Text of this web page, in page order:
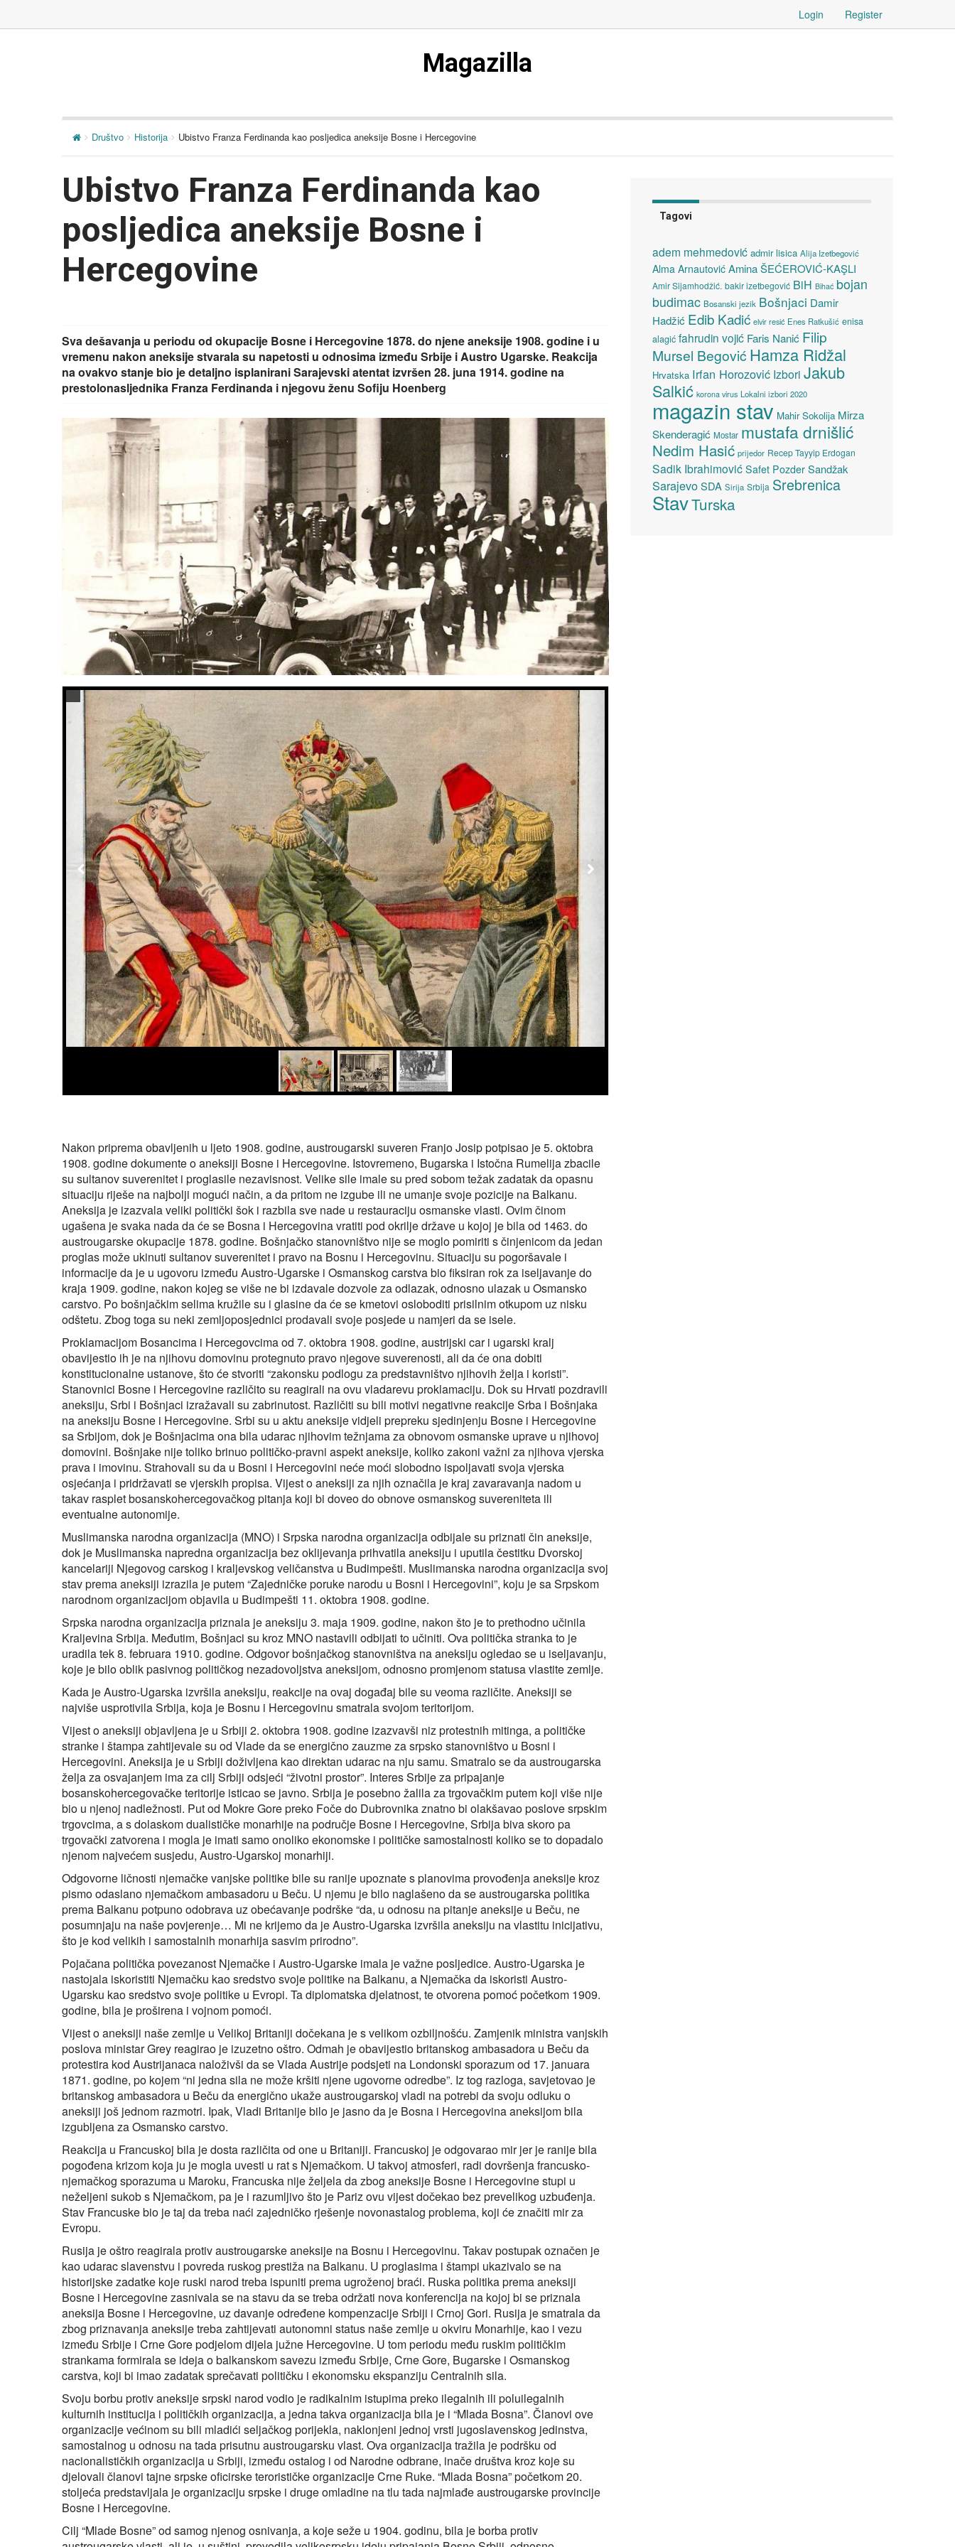
Login Register
Magazilla
Društvo Historija Ubistvo Franza Ferdinanda kao posljedica aneksije Bosne i Hercegovine
Ubistvo Franza Ferdinanda kao
posljedica aneksije Bosne i
Hercegovine
Sva dešavanja u periodu od okupacije Bosne i Hercegovine 1878. do njene aneksije 1908. godine i u
vremenu nakon aneksije stvarala su napetosti u odnosima između Srbije i Austro Ugarske. Reakcija
na ovakvo stanje bio je detaljno isplanirani Sarajevski atentat izvršen 28. juna 1914. godine na
prestolonasljednika Franza Ferdinanda i njegovu ženu Sofiju Hoenberg
Nakon priprema obavljenih u ljeto 1908. godine, austrougarski suveren Franjo Josip potpisao je 5. oktobra
1908. godine dokumente o aneksiji Bosne i Hercegovine. Istovremeno, Bugarska i Istočna Rumelija zbacile
su sultanov suverenitet i proglasile nezavisnost. Velike sile imale su pred sobom težak zadatak da opasnu
situaciju riješe na najbolji mogući način, a da pritom ne izgube ili ne umanje svoje pozicije na Balkanu.
Aneksija je izazvala veliki politički šok i razbila sve nade u restauraciju osmanske vlasti. Ovim činom
ugašena je svaka nada da će se Bosna i Hercegovina vratiti pod okrilje države u kojoj je bila od 1463. do
austrougarske okupacije 1878. godine. Bošnjačko stanovništvo nije se moglo pomiriti s činjenicom da jedan
proglas može ukinuti sultanov suverenitet i pravo na Bosnu i Hercegovinu. Situaciju su pogoršavale i
informacije da je u ugovoru između Austro-Ugarske i Osmanskog carstva bio fiksiran rok za iseljavanje do
kraja 1909. godine, nakon kojeg se više ne bi izdavale dozvole za odlazak, odnosno ulazak u Osmansko
carstvo. Po bošnjačkim selima kružile su i glasine da će se kmetovi osloboditi prisilnim otkupom uz nisku
odštetu. Zbog toga su neki zemljoposjednici prodavali svoje posjede u namjeri da se isele.
Proklamacijom Bosancima i Hercegovcima od 7. oktobra 1908. godine, austrijski car i ugarski kralj
obavijestio ih je na njihovu domovinu protegnuto pravo njegove suverenosti, ali da će ona dobiti
konstitucionalne ustanove, što će stvoriti “zakonsku podlogu za predstavništvo njihovih želja i koristi”.
Stanovnici Bosne i Hercegovine različito su reagirali na ovu vladarevu proklamaciju. Dok su Hrvati pozdravili
aneksiju, Srbi i Bošnjaci izražavali su zabrinutost. Različiti su bili motivi negativne reakcije Srba i Bošnjaka
na aneksiju Bosne i Hercegovine. Srbi su u aktu aneksije vidjeli prepreku sjedinjenju Bosne i Hercegovine
sa Srbijom, dok je Bošnjacima ona bila udarac njihovim težnjama za obnovom osmanske uprave u njihovoj
domovini. Bošnjake nije toliko brinuo političko-pravni aspekt aneksije, koliko zakoni važni za njihova vjerska
prava i imovinu. Strahovali su da u Bosni i Hercegovini neće moći slobodno ispoljavati svoja vjerska
osjećanja i pridržavati se vjerskih propisa. Vijest o aneksiji za njih označila je kraj zavaravanja nadom u
takav rasplet bosanskohercegovačkog pitanja koji bi doveo do obnove osmanskog suvereniteta ili
eventualne autonomije.
Muslimanska narodna organizacija (MNO) i Srpska narodna organizacija odbijale su priznati čin aneksije,
dok je Muslimanska napredna organizacija bez oklijevanja prihvatila aneksiju i uputila čestitku Dvorskoj
kancelariji Njegovog carskog i kraljevskog veličanstva u Budimpešti. Muslimanska narodna organizacija svoj
stav prema aneksiji izrazila je putem “Zajedničke poruke narodu u Bosni i Hercegovini”, koju je sa Srpskom
narodnom organizacijom objavila u Budimpešti 11. oktobra 1908. godine.
Srpska narodna organizacija priznala je aneksiju 3. maja 1909. godine, nakon što je to prethodno učinila
Kraljevina Srbija. Međutim, Bošnjaci su kroz MNO nastavili odbijati to učiniti. Ova politička stranka to je
uradila tek 8. februara 1910. godine. Odgovor bošnjačkog stanovništva na aneksiju ogledao se u iseljavanju,
koje je bilo oblik pasivnog političkog nezadovoljstva aneksijom, odnosno promjenom statusa vlastite zemlje.
Kada je Austro-Ugarska izvršila aneksiju, reakcije na ovaj događaj bile su veoma različite. Aneksiji se
najviše usprotivila Srbija, koja je Bosnu i Hercegovinu smatrala svojom teritorijom.
Vijest o aneksiji objavljena je u Srbiji 2. oktobra 1908. godine izazvavši niz protestnih mitinga, a političke
stranke i štampa zahtijevale su od Vlade da se energično zauzme za srpsko stanovništvo u Bosni i
Hercegovini. Aneksija je u Srbiji doživljena kao direktan udarac na nju samu. Smatralo se da austrougarska
želja za osvajanjem ima za cilj Srbiji odsjeći “životni prostor”. Interes Srbije za pripajanje
bosanskohercegovačke teritorije isticao se javno. Srbija je posebno žalila za trgovačkim putem koji više nije
bio u njenoj nadležnosti. Put od Mokre Gore preko Foče do Dubrovnika znatno bi olakšavao poslove srpskim
trgovcima, a s dolaskom dualističke monarhije na područje Bosne i Hercegovine, Srbija biva skoro pa
trgovački zatvorena i mogla je imati samo onoliko ekonomske i političke samostalnosti koliko se to dopadalo
njenom najvećem susjedu, Austro-Ugarskoj monarhiji.
Odgovorne ličnosti njemačke vanjske politike bile su ranije upoznate s planovima provođenja aneksije kroz
pismo odaslano njemačkom ambasadoru u Beču. U njemu je bilo naglašeno da se austrougarska politika
prema Balkanu potpuno odobrava uz obećavanje podrške “da, u odnosu na pitanje aneksije u Beču, ne
posumnjaju na naše povjerenje… Mi ne krijemo da je Austro‑Ugarska izvršila aneksiju na vlastitu inicijativu,
što je kod velikih i samostalnih monarhija sasvim prirodno”.
Pojačana politička povezanost Njemačke i Austro-Ugarske imala je važne posljedice. Austro‑Ugarska je
nastojala iskoristiti Njemačku kao sredstvo svoje politike na Balkanu, a Njemačka da iskoristi Austro-
Ugarsku kao sredstvo svoje politike u Evropi. Ta diplomatska djelatnost, te otvorena pomoć početkom 1909.
godine, bila je proširena i vojnom pomoći.
Vijest o aneksiji naše zemlje u Velikoj Britaniji dočekana je s velikom ozbiljnošću. Zamjenik ministra vanjskih
poslova ministar Grey reagirao je izuzetno oštro. Odmah je obavijestio britanskog ambasadora u Beču da
protestira kod Austrijanaca naloživši da se Vlada Austrije podsjeti na Londonski sporazum od 17. januara
1871. godine, po kojem “ni jedna sila ne može kršiti njene ugovorne odredbe”. Iz tog razloga, savjetovao je
britanskog ambasadora u Beču da energično ukaže austrougarskoj vladi na potrebi da svoju odluku o
aneksiji još jednom razmotri. Ipak, Vladi Britanije bilo je jasno da je Bosna i Hercegovina aneksijom bila
izgubljena za Osmansko carstvo.
Reakcija u Francuskoj bila je dosta različita od one u Britaniji. Francuskoj je odgovarao mir jer je ranije bila
pogođena krizom koja ju je mogla uvesti u rat s Njemačkom. U takvoj atmosferi, radi dovršenja francusko-
njemačkog sporazuma u Maroku, Francuska nije željela da zbog aneksije Bosne i Hercegovine stupi u
neželjeni sukob s Njemačkom, pa je i razumljivo što je Pariz ovu vijest dočekao bez prevelikog uzbuđenja.
Stav Francuske bio je taj da treba naći zajedničko rješenje novonastalog problema, koji će značiti mir za
Evropu.
Rusija je oštro reagirala protiv austrougarske aneksije na Bosnu i Hercegovinu. Takav postupak označen je
kao udarac slavenstvu i povreda ruskog prestiža na Balkanu. U proglasima i štampi ukazivalo se na
historijske zadatke koje ruski narod treba ispuniti prema ugroženoj braći. Ruska politika prema aneksiji
Bosne i Hercegovine zasnivala se na stavu da se treba održati nova konferencija na kojoj bi se priznala
aneksija Bosne i Hercegovine, uz davanje određene kompenzacije Srbiji i Crnoj Gori. Rusija je smatrala da
zbog priznavanja aneksije treba zahtijevati autonomni status naše zemlje u okviru Monarhije, kao i vezu
između Srbije i Crne Gore podjelom dijela južne Hercegovine. U tom periodu među ruskim političkim
strankama formirala se ideja o balkanskom savezu između Srbije, Crne Gore, Bugarske i Osmanskog
carstva, koji bi imao zadatak sprečavati političku i ekonomsku ekspanziju Centralnih sila.
Svoju borbu protiv aneksije srpski narod vodio je radikalnim istupima preko ilegalnih ili poluilegalnih
kulturnih institucija i političkih organizacija, a jedna takva organizacija bila je i “Mlada Bosna”. Članovi ove
organizacije većinom su bili mladići seljačkog porijekla, naklonjeni jednoj vrsti jugoslavenskog jedinstva,
samostalnog u odnosu na tada prisutnu austrougarsku vlast. Ova organizacija tražila je podršku od
nacionalističkih organizacija u Srbiji, između ostalog i od Narodne odbrane, inače društva kroz koje su
djelovali članovi tajne srpske oficirske terorističke organizacije Crne Ruke. “Mlada Bosna” početkom 20.
stoljeća predstavljala je organizaciju srpske i druge omladine na tlu tada najmlađe austrougarske provincije
Bosne i Hercegovine.
Cilj “Mlade Bosne” od samog njenog osnivanja, a koje seže u 1904. godinu, bila je borba protiv
Tagovi
adem mehmedović admir lisica Alija Izetbegović
Alma Arnautović Amina ŠEĆEROVIĆ-KAŞLI
Amir Sijamhodžić. bakir izetbegović BiH Bihać bojan
budimac Bosanski jezik Bošnjaci Damir
Hadžić Edib Kadić elvir resić Enes Ratkušić enisa
alagić fahrudin vojić Faris Nanić Filip
Mursel Begović Hamza Ridžal
Hrvatska Irfan Horozović Izbori Jakub
Salkić korona virus Lokalni izbori 2020
magazin stav Mahir Sokolija Mirza
Skenderagić Mostar mustafa drnišlić
Nedim Hasić prijedor Recep Tayyip Erdogan
Sadik Ibrahimović Safet Pozder Sandžak
SarajevoSDA Sirija Srbija Srebrenica
StavTurska